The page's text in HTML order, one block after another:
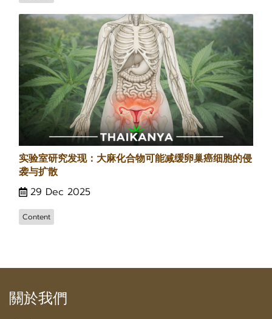
实验室研究发现：大麻化合物可能减缓卵巢癌细胞的侵
袭与扩散
29 Dec 2025
Content
關於我們